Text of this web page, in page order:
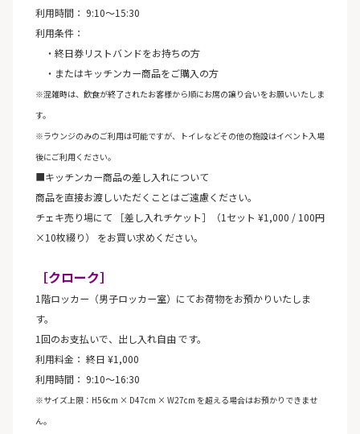
利用時間： 9:10〜15:30
利用条件：
・終日券リストバンドをお持ちの方
・またはキッチンカー商品をご購入の方
※混雑時は、飲食が終了されたお客様から順にお席の譲り合いをお願いいたしま
す。
※ラウンジのみのご利用は可能ですが、トイレなどその他の施設はイベント入場
後にご利用ください。
■キッチンカー商品の差し入れについて
商品を直接お渡しいただくことはご遠慮ください。
チェキ売り場にて ［差し入れチケット］（1セット ¥1,000 / 100円
×10枚綴り） をお買い求めください。
［クローク］
1階ロッカー（男子ロッカー室）にてお荷物をお預かりいたしま
す。
1回のお支払いで、出し入れ自由 です。
利用料金： 終日 ¥1,000
利用時間： 9:10〜16:30
※サイズ上限：H56cm × D47cm × W27cm を超える場合はお預かりできませ
ん。